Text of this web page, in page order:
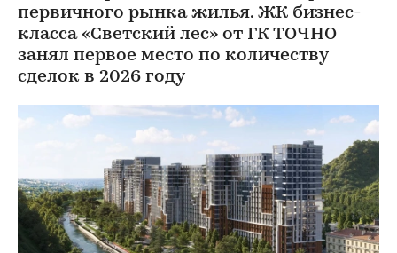
первичного рынка жилья. ЖК бизнес-
класса «Светский лес» от ГК ТОЧНО
занял первое место по количеству
сделок в 2026 году